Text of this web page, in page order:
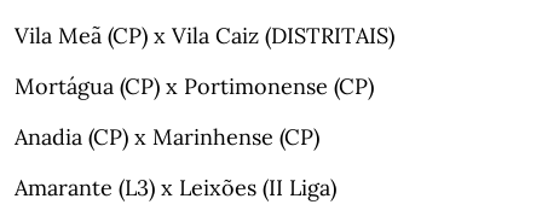
Vila Meã (CP) x Vila Caiz (DISTRITAIS)
Mortágua (CP) x Portimonense (CP)
Anadia (CP) x Marinhense (CP)
Amarante (L3) x Leixões (II Liga)